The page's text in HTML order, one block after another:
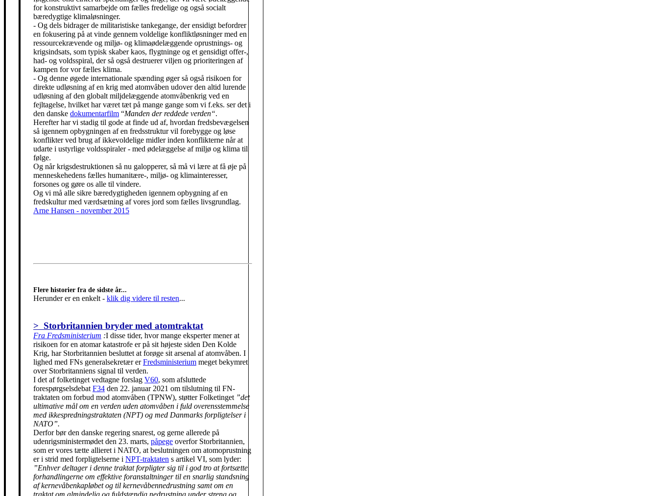
for konstruktivt samarbejde om fælles fredelige og også socialt
bæredygtige klimaløsninger.
- Og dels bidrager de militaristiske tankegange, der ensidigt befordrer
en fokusering på at vinde gennem voldelige konfliktløsninger med en
ressourcekrævende og miljø- og klimaødelæggende oprustnings- og
krigsindsats, som typisk skaber kaos, flygtninge og et gensidigt offer-,
had- og voldsspiral, der så også destruerer viljen og prioriteringen af
kampen for vor fælles klima.
- Og denne øgede internationale spænding øger så også risikoen for
direkte udløsning af en krig med atomvåben udover den altid lurende
udløsning af den globalt miljdelæggende atomvåbenkrig ved en
fejltagelse, hvilket har været tæt på mange gange som vi f.eks. ser det i
den danske dokumentarfilm “Manden der reddede verden“.
Herefter har vi stadig til gode at finde ud af, hvordan fredsbevægelsen
så igennem opbygningen af en fredsstruktur vil forebygge og løse
konflikter ved brug af ikkevoldelige midler inden konflikterne når at
udarte i ustyrlige voldsspiraler - med ødelæggelse af miljø og klima til
følge.
Og når krigsdestruktionen så nu galopperer, så må vi lære at få øje på
menneskehedens fælles humanitære-, miljø- og klimainteresser,
forsones og gøre os alle til vindere.
Og vi må alle sikre bæredygtigheden igennem opbygning af en
fredskultur med værdsætning af vores jord som fælles livsgrundlag.
Arne Hansen - november 2015
Flere historier fra de sidste år...
Herunder er en enkelt - klik dig videre til resten...
> Storbritannien bryder med atomtraktat
Fra Fredsministerium :I disse tider, hvor mange eksperter mener at
risikoen for en atomar katastrofe er på sit højeste siden Den Kolde
Krig, har Storbritannien besluttet at forøge sit arsenal af atomvåben. I
lighed med FNs generalsekretær erFredsministerium meget bekymret
over Storbritanniens signal til verden.
I det af folketinget vedtagne forslag V60, som afsluttede
forespørgselsdebat F34 den 22. januar 2021 om tilslutning til FN-
traktaten om forbud mod atomvåben (TPNW), støtter Folketinget ”det
ultimative mål om en verden uden atomvåben i fuld overensstemmelse
med ikkespredningstraktaten (NPT) og med Danmarks forpligtelser i
NATO”.
Derfor bør den danske regering snarest, og gerne allerede på
udenrigsministermødet den 23. marts, påpege overfor Storbritannien,
som er vores tætte allieret i NATO, at beslutningen om atomoprustning
er i strid med forpligtelserne i NPT-traktaten s artikel VI, som lyder:
”Enhver deltager i denne traktat forpligter sig til i god tro at fortsætte
forhandlingerne om effektive foranstaltninger til en snarlig standsning
af kernevåbenkapløbet og til kernevåbennedrustning samt om en
traktat om almindelig og fuldstændig nedrustning under streng og